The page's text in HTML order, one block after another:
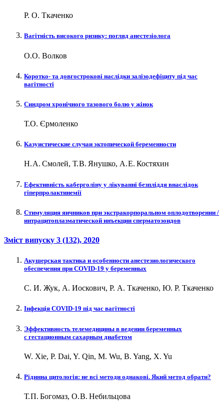
Р. О. Ткаченко
Вагітність високого ризику: погляд анестезіолога
О.О. Волков
Коротко- та довгострокові наслідки залізодефіциту під час
вагітності
Синдром хронічного тазового болю у жінок
Т.О. Єрмоленко
Казуистические случаи эктопической беременности
Н. А. Смолей, Т. В. Янушко, А. Е. Костяхин
Ефективність каберголіну у лікуванні безпліддя внаслідок
гіперпролактинемії
Стимуляция яичников при экстракорпоральном оплодотворении /
интрацитоплазматической инъекции сперматозоидов
Зміст випуску 3 (132), 2020
Акушерская тактика и особенности анестезиологического
обеспечения при COVID‑19 у беременных
С. И. Жук, А. Иоскович, Р. А. Ткаченко, Ю. Р. Ткаченко
Інфекція COVID‑19 під час вагітності
Эффективность телемедицины в ведении беременных
с гестационным сахарным диабетом
W. Xie, P. Dai, Y. Qin, M. Wu, B. Yang, X. Yu
Рідинна цитологія: не всі методи однакові. Який метод обрати?
Т. П. Богомаз, О. В. Небильцова